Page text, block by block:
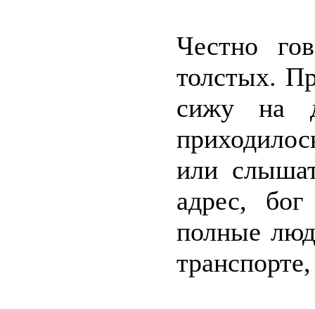
Честно
толстых.
сижу на
или
адрес,
полные